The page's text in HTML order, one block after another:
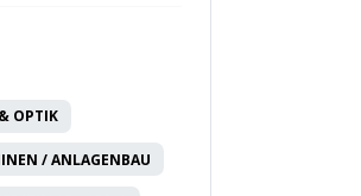
OPTIK
/ ANLAGENBAU